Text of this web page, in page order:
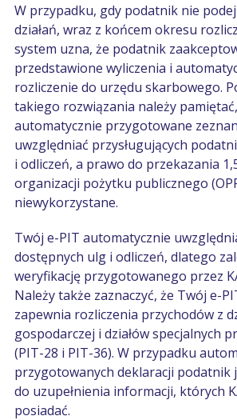
W przypadku, gdy podatnik nie
działań, wraz z końcem okresu
system uzna, że podatnik
przedstawione wyliczenia i
rozliczenie do urzędu skarbowego.
takiego rozwiązania należy
automatycznie przygotowane
uwzględniać przysługujących
i odliczeń, a prawo do przekazania
organizacji pożytku publicznego
niewykorzystane.
Twój e-PIT automatycznie
dostępnych ulg i odliczeń, dlatego
weryfikację przygotowanego przez
Należy także zaznaczyć, że Twój e-
zapewnia rozliczenia przychodów z
gospodarczej i działów specjalnych
(PIT-28 i PIT-36). W przypadku
przygotowanych deklaracji podatnik
do uzupełnienia informacji, których
posiadać.